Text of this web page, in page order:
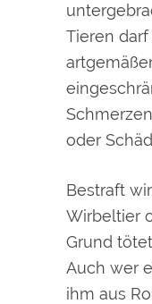
Tieren
oder
Bestraft
Wirbeltier
Grund
Auch wer
ihm aus